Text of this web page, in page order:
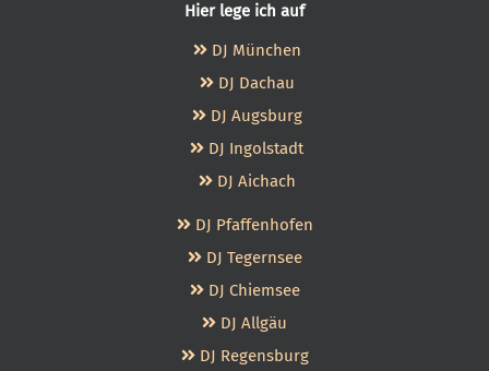
Hier lege ich auf
DJ München
DJ Dachau
DJ Augsburg
DJ Ingolstadt
DJ Aichach
DJ Pfaffenhofen
DJ Tegernsee
DJ Chiemsee
DJ Allgäu
DJ Regensburg